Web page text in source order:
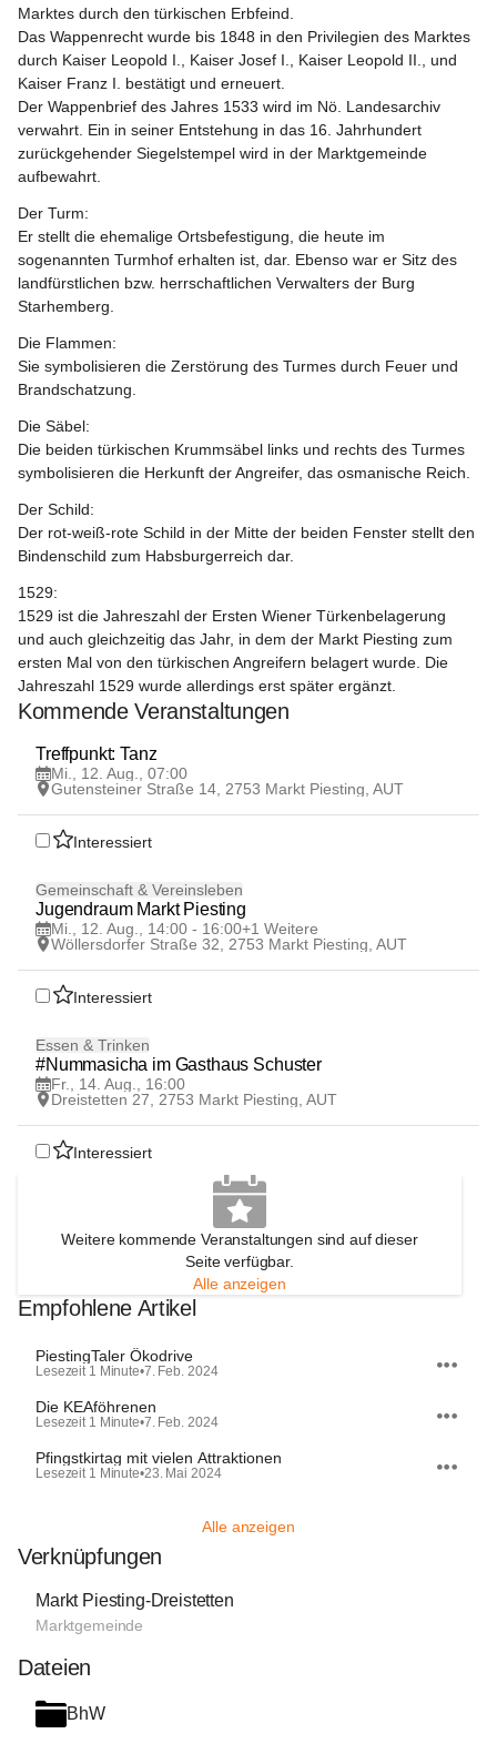
Marktes durch den türkischen Erbfeind.
Das Wappenrecht wurde bis 1848 in den Privilegien des Marktes
durch Kaiser Leopold I., Kaiser Josef I., Kaiser Leopold II., und
Kaiser Franz I. bestätigt und erneuert.
Der Wappenbrief des Jahres 1533 wird im Nö. Landesarchiv
verwahrt. Ein in seiner Entstehung in das 16. Jahrhundert
zurückgehender Siegelstempel wird in der Marktgemeinde
aufbewahrt.
Der Turm:
Er stellt die ehemalige Ortsbefestigung, die heute im
sogenannten Turmhof erhalten ist, dar. Ebenso war er Sitz des
landfürstlichen bzw. herrschaftlichen Verwalters der Burg
Starhemberg.
Die Flammen:
Sie symbolisieren die Zerstörung des Turmes durch Feuer und
Brandschatzung.
Die Säbel:
Die beiden türkischen Krummsäbel links und rechts des Turmes
symbolisieren die Herkunft der Angreifer, das osmanische Reich.
Der Schild:
Der rot-weiß-rote Schild in der Mitte der beiden Fenster stellt den
Bindenschild zum Habsburgerreich dar.
1529:
1529 ist die Jahreszahl der Ersten Wiener Türkenbelagerung
und auch gleichzeitig das Jahr, in dem der Markt Piesting zum
ersten Mal von den türkischen Angreifern belagert wurde. Die
Jahreszahl 1529 wurde allerdings erst später ergänzt.
Kommende Veranstaltungen
12
AUG
Treffpunkt: Tanz
Mi., 12. Aug., 07:00
Gutensteiner Straße 14, 2753 Markt Piesting, AUT
Interessiert
12
AUG
Gemeinschaft & Vereinsleben
Jugendraum Markt Piesting
Mi., 12. Aug., 14:00 - 16:00+1 Weitere
Wöllersdorfer Straße 32, 2753 Markt Piesting, AUT
Interessiert
14
AUG
Essen & Trinken
#Nummasicha im Gasthaus Schuster
Fr., 14. Aug., 16:00
Dreistetten 27, 2753 Markt Piesting, AUT
Interessiert
Weitere kommende Veranstaltungen sind auf dieser
Seite verfügbar.
Alle anzeigen
Empfohlene Artikel
PiestingTaler Ökodrive
Lesezeit 1 Minute•7. Feb. 2024
Die KEAföhrenen
Lesezeit 1 Minute•7. Feb. 2024
Pfingstkirtag mit vielen Attraktionen
Lesezeit 1 Minute•23. Mai 2024
Alle anzeigen
Verknüpfungen
Markt Piesting-Dreistetten
Marktgemeinde
Dateien
BhW